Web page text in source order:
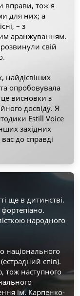
вправи, тож я
для них; а
– з
аранжуванням.
свій
найдієвіших
опробовувала
це висновки з
досвіду. Я
Estill Voice
західних
до справді
ще в дитинстві.
народного
національного
спів).
тож наступного
ім. Карпенко-